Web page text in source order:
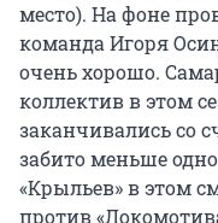
место). На фоне
команда Игоря
очень хорошо.
коллектив в этом
заканчивались со
забито меньше
«Крыльев» в этом
против